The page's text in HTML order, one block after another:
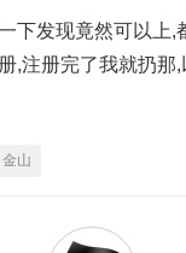
下发现竟然可以上
,注册完了我就扔那
金山